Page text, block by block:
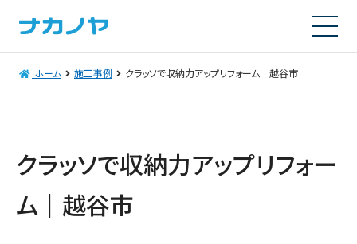
ホーム 施工事例 クラッソで収納力アップリフォーム｜越谷市
クラッソで収納力アップリフォー
ム｜越谷市